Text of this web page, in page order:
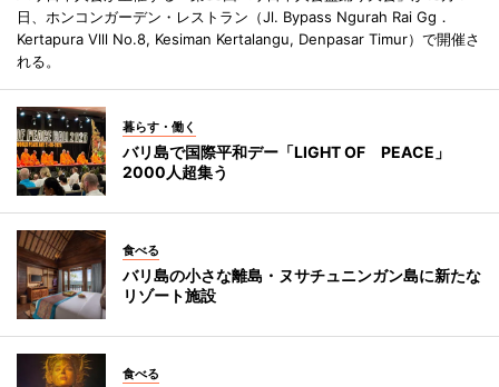
日、ホンコンガーデン・レストラン（Jl. Bypass Ngurah Rai Gg．
Kertapura Vlll No.8, Kesiman Kertalangu, Denpasar Timur）で開催さ
れる。
暮らす・働く
バリ島で国際平和デー「LIGHT OF PEACE」
2000人超集う
食べる
バリ島の小さな離島・ヌサチュニンガン島に新たな
リゾート施設
食べる